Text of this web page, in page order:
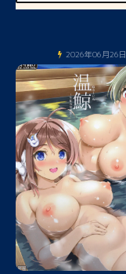
2026年06月26日